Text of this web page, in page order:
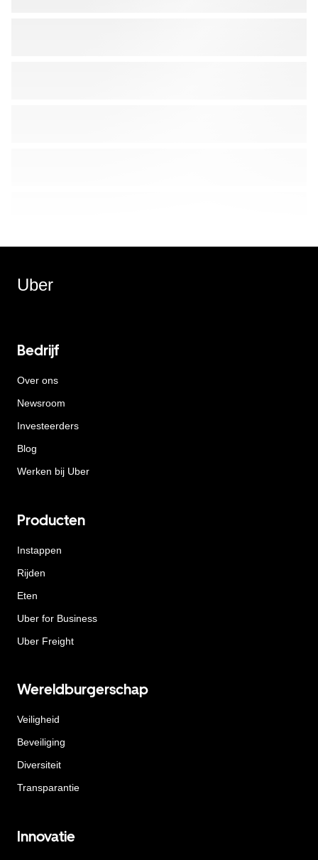
Uber
Bedrijf
Over ons
Newsroom
Investeerders
Blog
Werken bij Uber
Producten
Instappen
Rijden
Eten
Uber for Business
Uber Freight
Wereldburgerschap
Veiligheid
Beveiliging
Diversiteit
Transparantie
Innovatie